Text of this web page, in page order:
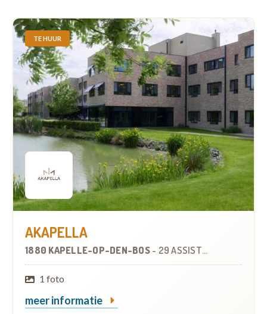
TE HUUR
AKAPELLA
1880 KAPELLE-OP-DEN-BOS - 29 ASSISTENTIEWONINGEN
1 foto
meer informatie